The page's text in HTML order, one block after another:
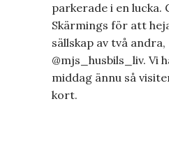
parkerade i en lucka.
Skärmings för att
sällskap av två andra,
@mjs_husbils_liv. Vi
middag ännu så
kort.